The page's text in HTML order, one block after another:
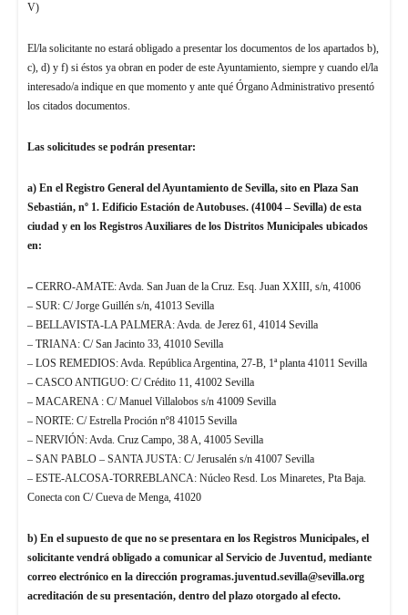
V)
El/la solicitante no estará obligado a presentar los documentos de los apartados b),
c), d) y f) si éstos ya obran en poder de este Ayuntamiento, siempre y cuando el/la
interesado/a indique en que momento y ante qué Órgano Administrativo presentó
los citados documentos.
Las solicitudes se podrán presentar:
a) En el Registro General del Ayuntamiento de Sevilla, sito en Plaza San
Sebastián, nº 1. Edificio Estación de Autobuses. (41004 – Sevilla) de esta
ciudad y en los Registros Auxiliares de los Distritos Municipales ubicados
en:
– CERRO-AMATE: Avda. San Juan de la Cruz. Esq. Juan XXIII, s/n, 41006
– SUR: C/ Jorge Guillén s/n, 41013 Sevilla
– BELLAVISTA-LA PALMERA: Avda. de Jerez 61, 41014 Sevilla
– TRIANA: C/ San Jacinto 33, 41010 Sevilla
– LOS REMEDIOS: Avda. República Argentina, 27-B, 1ª planta 41011 Sevilla
– CASCO ANTIGUO: C/ Crédito 11, 41002 Sevilla
– MACARENA : C/ Manuel Villalobos s/n 41009 Sevilla
– NORTE: C/ Estrella Proción nº8 41015 Sevilla
– NERVIÓN: Avda. Cruz Campo, 38 A, 41005 Sevilla
– SAN PABLO – SANTA JUSTA: C/ Jerusalén s/n 41007 Sevilla
– ESTE-ALCOSA-TORREBLANCA: Núcleo Resd. Los Minaretes, Pta Baja.
Conecta con C/ Cueva de Menga, 41020
b) En el supuesto de que no se presentara en los Registros Municipales, el
solicitante vendrá obligado a comunicar al Servicio de Juventud, mediante
correo electrónico en la dirección programas.juventud.sevilla@sevilla.org
acreditación de su presentación, dentro del plazo otorgado al efecto.